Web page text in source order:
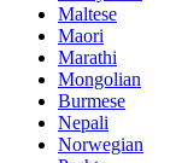
Maltese
Maori
Marathi
Mongolian
Burmese
Nepali
Norwegian